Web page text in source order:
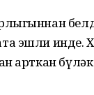
эшли инде.
арткан